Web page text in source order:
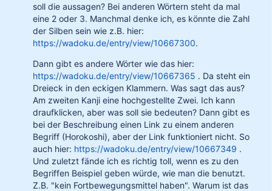
soll die aussagen? Bei anderen Wörtern steht da mal
eine 2 oder 3. Manchmal denke ich, es könnte die Zahl
der Silben sein wie z.B. hier:
https://wadoku.de/entry/view/10667300.
Dann gibt es andere Wörter wie das hier:
https://wadoku.de/entry/view/10667365 . Da steht ein
Dreieck in den eckigen Klammern. Was sagt das aus?
Am zweiten Kanji eine hochgestellte Zwei. Ich kann
draufklicken, aber was soll sie bedeuten? Dann gibt es
bei der Beschreibung einen Link zu einem anderen
Begriff (Horokoshi), aber der Link funktioniert nicht. So
auch hier: https://wadoku.de/entry/view/10667349 .
Und zuletzt fände ich es richtig toll, wenn es zu den
Begriffen Beispiel geben würde, wie man die benutzt.
Z.B. "kein Fortbewegungsmittel haben". Warum ist das